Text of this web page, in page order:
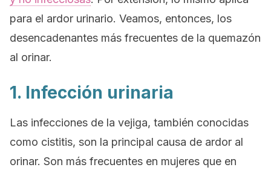
para el ardor urinario. Veamos, entonces, los
desencadenantes más frecuentes de la quemazón
al orinar.
1. Infección urinaria
Las infecciones de la vejiga, también conocidas
como cistitis, son la principal causa de ardor al
orinar. Son más frecuentes en mujeres que en